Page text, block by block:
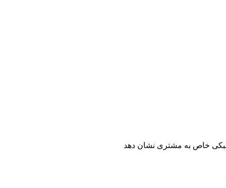
سبکی خاص به مشتری نشان دهد